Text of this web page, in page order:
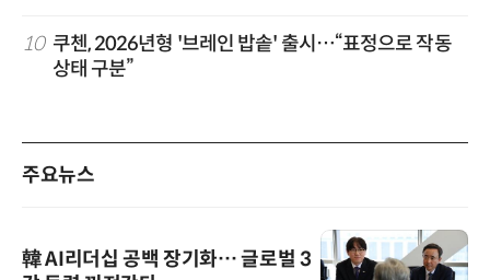
10 쿠첸, 2026년형 '브레인 밥솥' 출시…“표정으로 작동
상태 구분”
주요뉴스
韓 AI리더십 공백 장기화… 글로벌 3